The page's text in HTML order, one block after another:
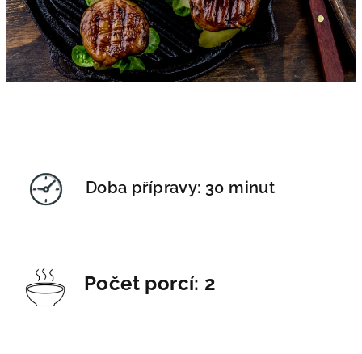
Doba přípravy: 30 minut
Počet porcí: 2